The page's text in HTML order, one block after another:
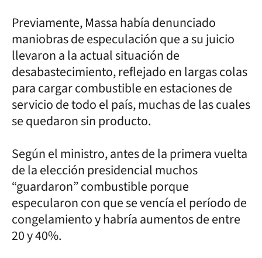
Previamente, Massa había denunciado
maniobras de especulación que a su juicio
llevaron a la actual situación de
desabastecimiento, reflejado en largas colas
para cargar combustible en estaciones de
servicio de todo el país, muchas de las cuales
se quedaron sin producto.
Según el ministro, antes de la primera vuelta
de la elección presidencial muchos
“guardaron” combustible porque
especularon con que se vencía el período de
congelamiento y habría aumentos de entre
20 y 40%.